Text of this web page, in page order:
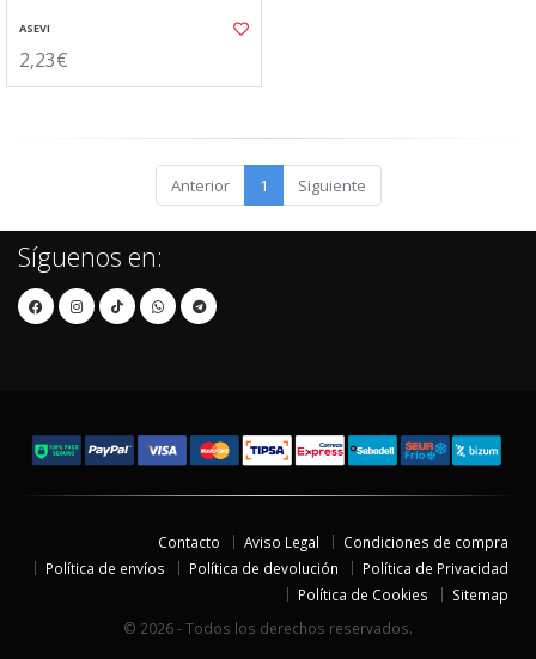
ASEVI
2,23€
Anterior 1 Siguiente
Síguenos en:
Contacto Aviso Legal
Condiciones de compra
Política de envíos
Política de devolución
Política de Privacidad
Política de Cookies
Sitemap
© 2026 - Todos los derechos reservados.